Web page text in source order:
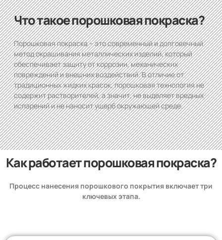
Что такое порошковая покраска?
Порошковая покраска – это современный и долговечный
метод окрашивания металлических изделий, который
обеспечивает защиту от коррозии, механических
повреждений и внешних воздействий. В отличие от
традиционных жидких красок, порошковая технология не
содержит растворителей, а значит, не выделяет вредных
испарений и не наносит ущерб окружающей среде.
Как работает порошковая покраска?
Процесс нанесения порошкового покрытия включает три
ключевых этапа.